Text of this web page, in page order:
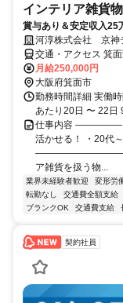
インテリア雑貨
賞与あり＆安定収入25
河淳株式会社 京神
交通・アクセス 箕
5分 ★車通勤可
月給250,000円
大阪府箕面市
勤務時間詳細 実働
あたり20日 〜 22日
仕事内容 ―――――
活かせる！ ・20代
ア雑貨を扱う物...
業界未経験者歓迎 変形労
転勤なし
交通費全額支給
ブランクOK
交通費支給
契約社員